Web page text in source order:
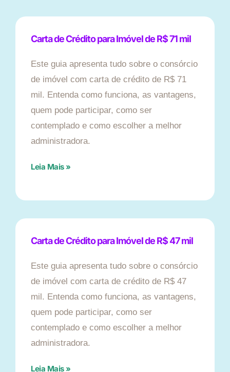
Carta de Crédito para Imóvel de R$ 71 mil
Este guia apresenta tudo sobre o consórcio
de imóvel com carta de crédito de R$ 71
mil. Entenda como funciona, as vantagens,
quem pode participar, como ser
contemplado e como escolher a melhor
administradora.
Leia Mais »
Carta de Crédito para Imóvel de R$ 47 mil
Este guia apresenta tudo sobre o consórcio
de imóvel com carta de crédito de R$ 47
mil. Entenda como funciona, as vantagens,
quem pode participar, como ser
contemplado e como escolher a melhor
administradora.
Leia Mais »